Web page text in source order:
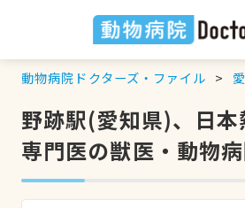
動物病院ドクターズ・ファイル
野跡駅(愛知県)、日
専門医の獣医・動物